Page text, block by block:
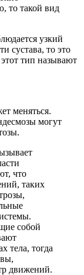
то такой вид
узкий
сустава, то это
тип называют
меняться.
могут
что
таких
собой
тела, тогда
движений.